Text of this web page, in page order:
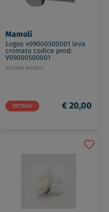
Mamoli
Logos v09000500001 leva
cromato codice prod:
V09000500001
RICAMBI MAMOLI
DETTAGLI € 20,00